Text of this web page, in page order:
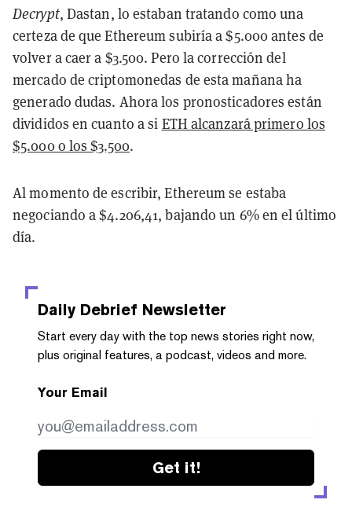
Decrypt, Dastan, lo estaban tratando como una
certeza de que Ethereum subiría a $5.000 antes de
volver a caer a $3.500. Pero la corrección del
mercado de criptomonedas de esta mañana ha
generado dudas. Ahora los pronosticadores están
divididos en cuanto a si ETH alcanzará primero los
$5.000 o los $3.500.
Al momento de escribir, Ethereum se estaba
negociando a $4.206,41, bajando un 6% en el último
día.
Daily Debrief Newsletter
Start every day with the top news stories right now,
plus original features, a podcast, videos and more.
Your Email
Get it!